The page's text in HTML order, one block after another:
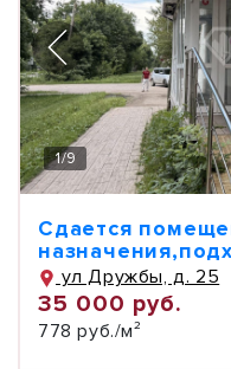
1/9
Сдается
ул Дружбы, д. 25
35 000 руб.
778 руб./м²